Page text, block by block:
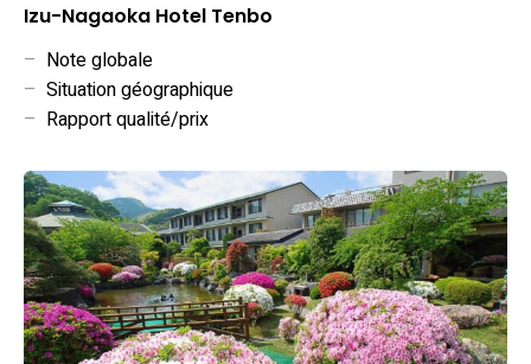
Izu-Nagaoka Hotel Tenbo
– Note globale
– Situation géographique
– Rapport qualité/prix